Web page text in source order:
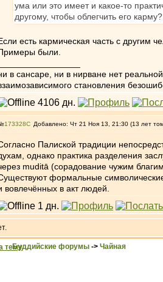
ума или это имеет и какое-то
другому, чтобы облегчить его карму?
есть кармическая часть с другим
были.
в сансаре, ни в нирване нет
становления
173328 Добавлено: Чт 21 Ноя 13, 21:30 (13 лет
Палиской традиции
однако практика разделения
muditā (сорадование чужим
формальные
вовлечённых в акт людей.
Буддийские форумы -> Чайная